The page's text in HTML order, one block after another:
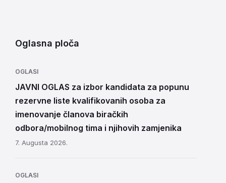
Oglasna ploča
OGLASI
JAVNI OGLAS za izbor kandidata za popunu
rezervne liste kvalifikovanih osoba za
imenovanje članova biračkih
odbora/mobilnog tima i njihovih zamjenika
7. Augusta 2026.
OGLASI